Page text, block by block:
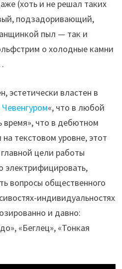
(хоть и не решал таких
подзадоривающий,
пыл — так и
о холодные камни
эстетически властен в
«, что в любой
время», что в дебютном
текстовом уровне, этот
цели работы
электрифицировать,
вопросы общественного
индивидуальностях
и давно:
«Беглец», «Тонкая